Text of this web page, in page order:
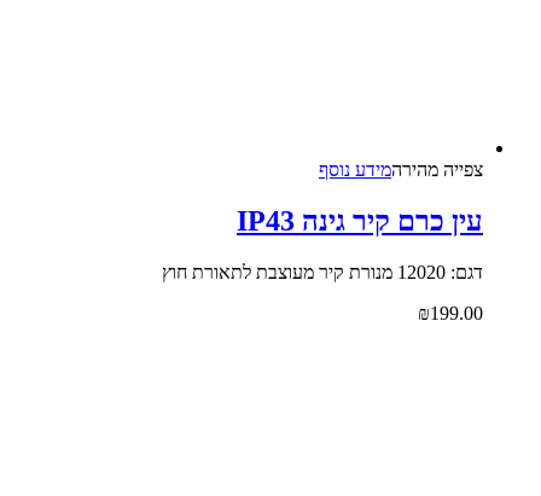
צפייה‬ ‫מהירה‬מידע נוסף
עין כרם קיר גינה IP43
דגם: 12020 מנורת קיר מעוצבת לתאורת חוץ
₪199.00